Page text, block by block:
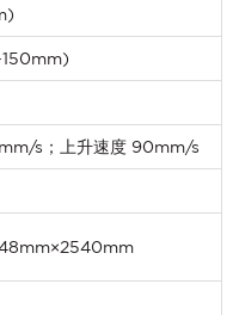
s；上升速度 90mm/s
or need
to ask. Use the
a
message.